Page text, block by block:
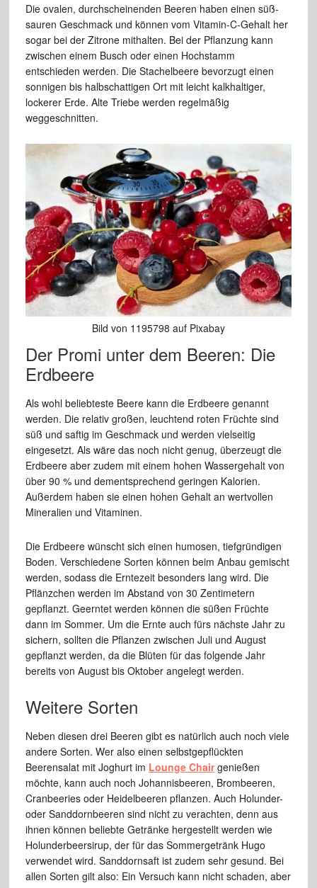
Die ovalen, durchscheinenden Beeren haben einen süß-
sauren Geschmack und können vom Vitamin-C-Gehalt her
sogar bei der Zitrone mithalten. Bei der Pflanzung kann
zwischen einem Busch oder einen Hochstamm
entschieden werden. Die Stachelbeere bevorzugt einen
sonnigen bis halbschattigen Ort mit leicht kalkhaltiger,
lockerer Erde. Alte Triebe werden regelmäßig
weggeschnitten.
Bild von 1195798 auf Pixabay
Der Promi unter dem Beeren: Die
Erdbeere
Als wohl beliebteste Beere kann die Erdbeere genannt
werden. Die relativ großen, leuchtend roten Früchte sind
süß und saftig im Geschmack und werden vielseitig
eingesetzt. Als wäre das noch nicht genug, überzeugt die
Erdbeere aber zudem mit einem hohen Wassergehalt von
über 90 % und dementsprechend geringen Kalorien.
Außerdem haben sie einen hohen Gehalt an wertvollen
Mineralien und Vitaminen.
Die Erdbeere wünscht sich einen humosen, tiefgründigen
Boden. Verschiedene Sorten können beim Anbau gemischt
werden, sodass die Erntezeit besonders lang wird. Die
Pflänzchen werden im Abstand von 30 Zentimetern
gepflanzt. Geerntet werden können die süßen Früchte
dann im Sommer. Um die Ernte auch fürs nächste Jahr zu
sichern, sollten die Pflanzen zwischen Juli und August
gepflanzt werden, da die Blüten für das folgende Jahr
bereits von August bis Oktober angelegt werden.
Weitere Sorten
Neben diesen drei Beeren gibt es natürlich auch noch viele
andere Sorten. Wer also einen selbstgepflückten
Beerensalat mit Joghurt im Lounge Chairgenießen
möchte, kann auch noch Johannisbeeren, Brombeeren,
Cranbeeries oder Heidelbeeren pflanzen. Auch Holunder-
oder Sanddornbeeren sind nicht zu verachten, denn aus
ihnen können beliebte Getränke hergestellt werden wie
Holunderbeersirup, der für das Sommergetränk Hugo
verwendet wird. Sanddornsaft ist zudem sehr gesund. Bei
allen Sorten gilt also: Ein Versuch kann nicht schaden, aber